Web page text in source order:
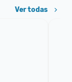
Ver todas